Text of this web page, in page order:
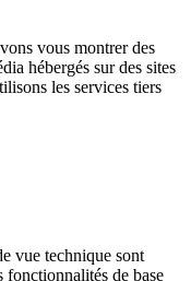
vous montrer des
hébergés sur des sites
les services tiers
vue technique sont
fonctionnalités de base